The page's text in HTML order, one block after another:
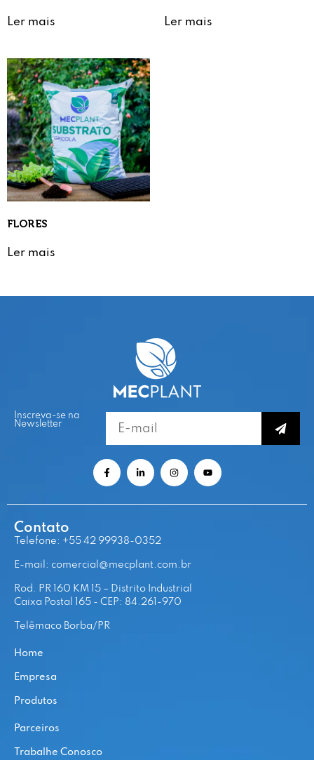
Ler mais Ler mais
FLORES
Ler mais
Inscreva-se na
Newsletter
Contato
Telefone: +55 42 99938-0352
E-mail: comercial@mecplant.com.br
Rod. PR 160 KM 15 – Distrito Industrial
Caixa Postal 165 - CEP: 84.261-970
Telêmaco Borba/PR
Home
Empresa
Produtos
Parceiros
Trabalhe Conosco